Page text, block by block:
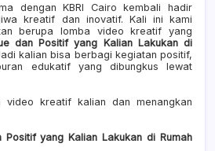
dengan KBRI Cairo kembali hadir
kreatif dan inovatif. Kali ini kami
berupa lomba video kreatif yang
dan Positif yang Kalian Lakukan di
kalian bisa berbagi kegiatan positif,
edukatif yang dibungkus lewat
video kreatif kalian dan menangkan
Positif yang Kalian Lakukan di Rumah